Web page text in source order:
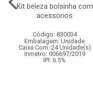
Kit beleza bolsinha com
acessorios
Código: 830034
Embalagem: Unidade
Caixa Com: 24 Unidade(s)
Inmetro: 006697/2019
IPI: 6.5%